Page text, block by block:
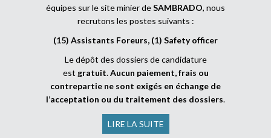
équipes sur le site minier deSAMBRADO, nous
recrutons les postes suivants :
(15) Assistants Foreurs, (1) Safety officer
Le dépôt des dossiers de candidature
est gratuit.Aucun paiement, frais ou
contrepartie ne sont exigés en échange de
l’acceptation ou du traitement des dossiers.
LIRE LA SUITE